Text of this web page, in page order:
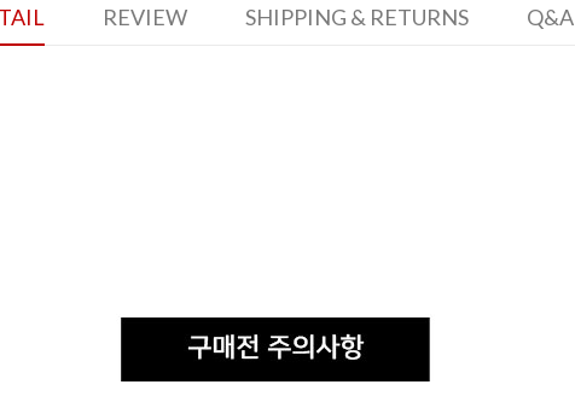
REVIEW SHIPPING & RETURNS Q&A